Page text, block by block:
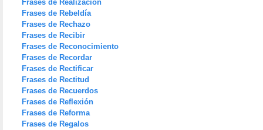
Frases de Realización
Frases de Rebeldía
Frases de Rechazo
Frases de Recibir
Frases de Reconocimiento
Frases de Recordar
Frases de Rectificar
Frases de Rectitud
Frases de Recuerdos
Frases de Reflexión
Frases de Reforma
Frases de Regalos